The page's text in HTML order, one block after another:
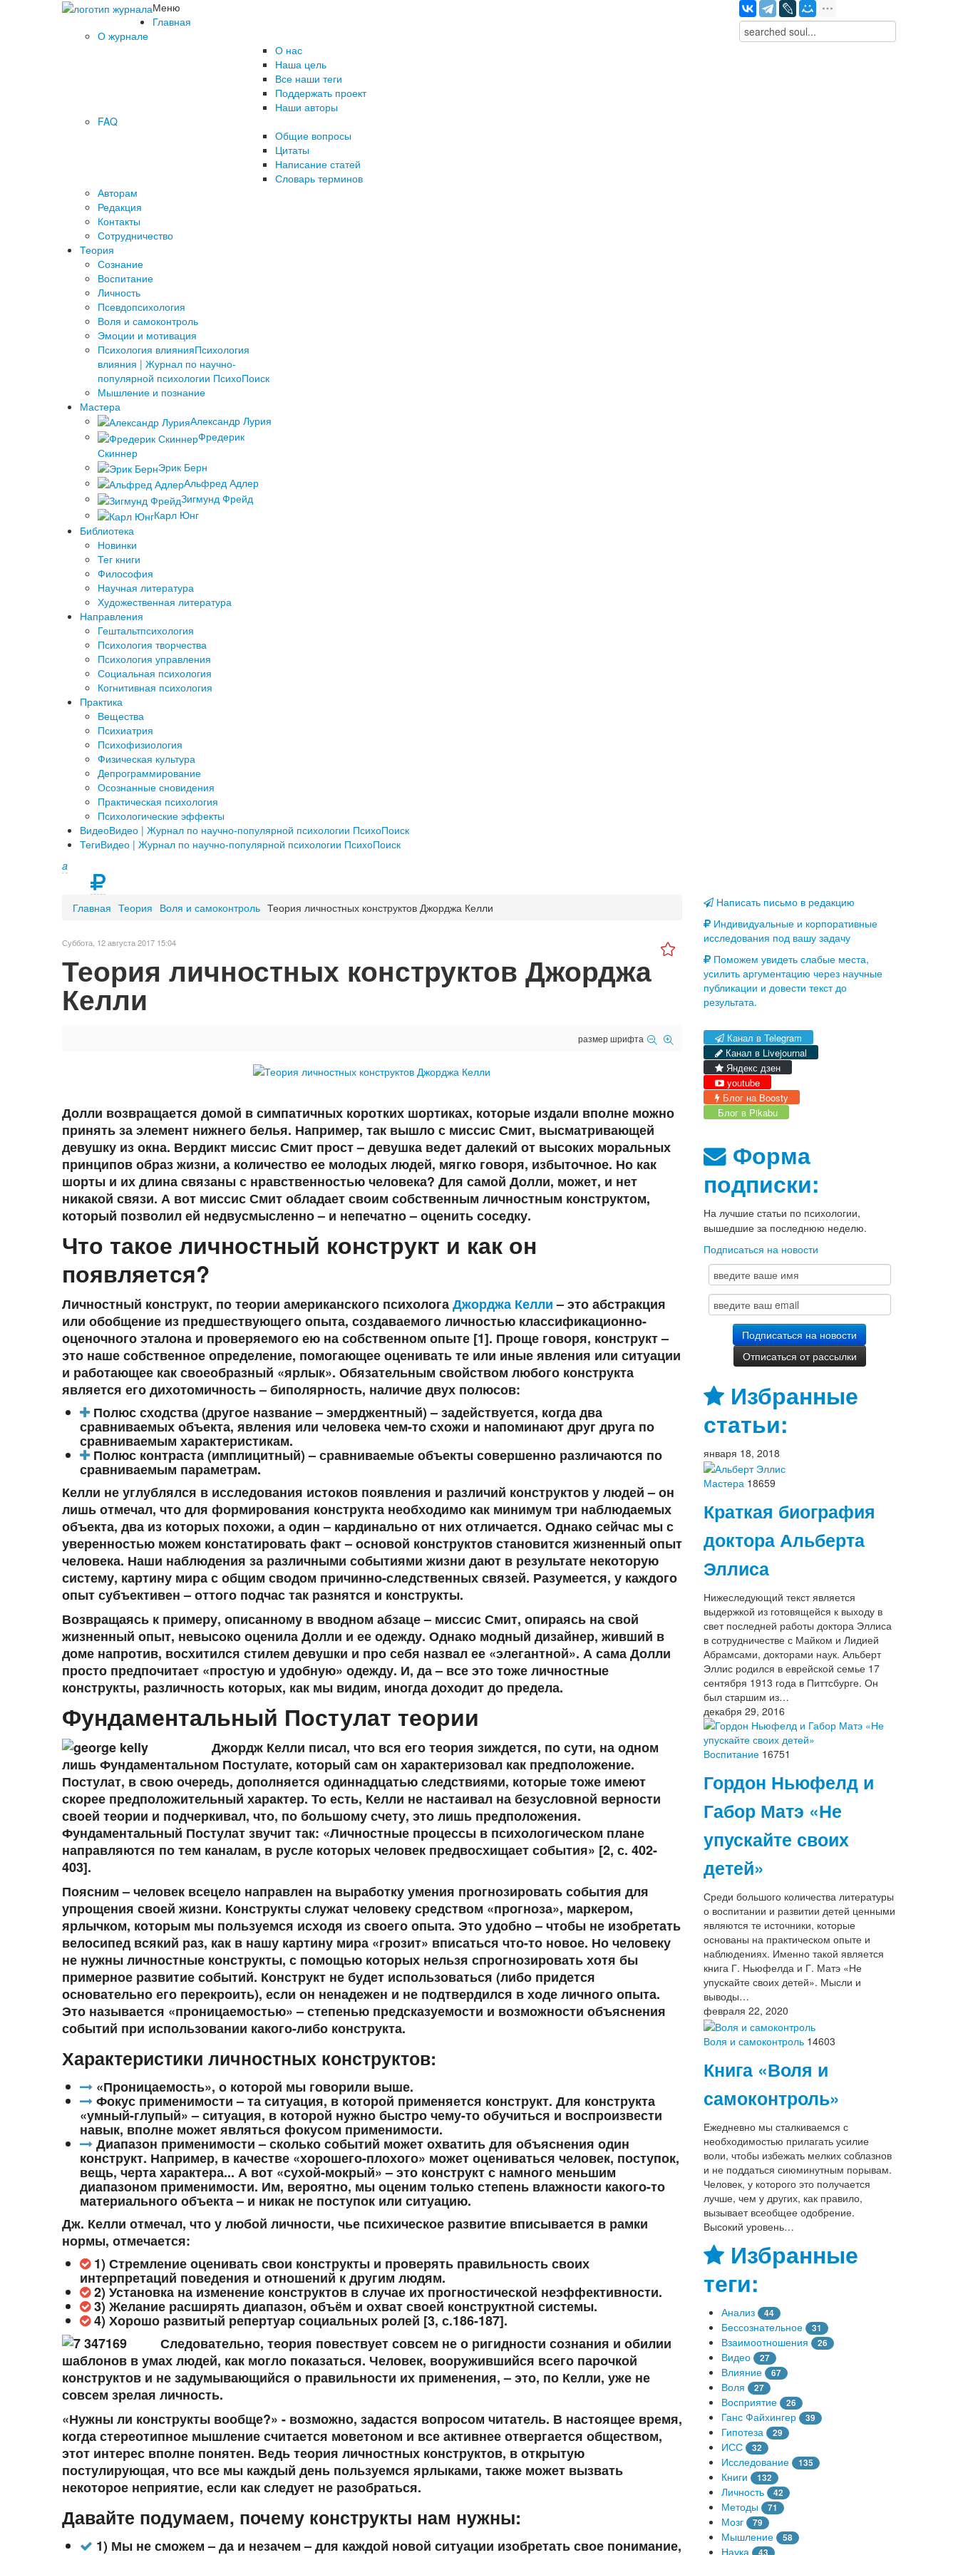
Меню
Главная
О журнале
О нас
Наша цель
Все наши теги
Поддержать проект
Наши авторы
FAQ
Общие вопросы
Цитаты
Написание статей
Словарь терминов
Авторам
Редакция
­Контакты
Сотрудничество
Теория
Сознание
Воспитание
Личность
Псевдопсихология
Воля и самоконтроль
Эмоции и мотивация
Психология влиянияПсихология
влияния | Журнал по научно-
популярной психологии ПсихоПоиск
Мышление и познание
Мастера
Александр Лурия
Фредерик
Скиннер
Эрик Берн
Альфред Адлер
Зигмунд Фрейд
Карл Юнг
Библиотека
Новинки
Тег книги
Философия
Научная литература
Художественная литература
Направления
Гештальтпсихология
Психология творчества
Психология управления
Социальная психология
Когнитивная психология
Практика
Вещества
Психиатрия
Психофизиология
Физическая культура
Депрограммирование
Осознанные сновидения
Практическая психология
Психологические эффекты
ВидеоВидео | Журнал по научно-популярной психологии ПсихоПоиск
ТегиВидео | Журнал по научно-популярной психологии ПсихоПоиск
a
Главная Теория Воля и самоконтроль Теория личностных конструктов Джорджа Келли
Суббота, 12 августа 2017 15:04
Теория личностных конструктов Джорджа
Келли
размер шрифта
Долли возвращается домой в симпатичных коротких шортиках, которые издали вполне можно
принять за элемент нижнего белья. Например, так вышло с миссис Смит, высматривающей
девушку из окна. Вердикт миссис Смит прост – девушка ведет далекий от высоких моральных
принципов образ жизни, а количество ее молодых людей, мягко говоря, избыточное. Но как
шорты и их длина связаны с нравственностью человека? Для самой Долли, может, и нет
никакой связи. А вот миссис Смит обладает своим собственным личностным конструктом,
который позволил ей недвусмысленно – и непечатно – оценить соседку.
Что такое личностный конструкт и как он
появляется?
Личностный конструкт, по теории американского психологаДжорджа Келли– это абстракция
или обобщение из предшествующего опыта, создаваемого личностью классификационно-
оценочного эталона и проверяемого ею на собственном опыте [1]. Проще говоря, конструкт –
это наше собственное определение, помогающее оценивать те или иные явления или ситуации
и работающее как своеобразный «ярлык». Обязательным свойством любого конструкта
является его дихотомичность – биполярность, наличие двух полюсов:
Полюс сходства (другое название – эмерджентный) – задействуется, когда два
сравниваемых объекта, явления или человека чем-то схожи и напоминают друг друга по
сравниваемым характеристикам.
Полюс контраста (имплицитный) – сравниваемые объекты совершенно различаются по
сравниваемым параметрам.
Келли не углублялся в исследования истоков появления и различий конструктов у людей – он
лишь отмечал, что для формирования конструкта необходимо как минимум три наблюдаемых
объекта, два из которых похожи, а один – кардинально от них отличается. Однако сейчас мы с
уверенностью можем констатировать факт – основой конструктов становится жизненный опыт
человека. Наши наблюдения за различными событиями жизни дают в результате некоторую
систему, картину мира с общим сводом причинно-следственных связей. Разумеется, у каждого
опыт субъективен – оттого подчас так разнятся и конструкты.
Возвращаясь к примеру, описанному в вводном абзаце – миссис Смит, опираясь на свой
жизненный опыт, невысоко оценила Долли и ее одежду. Однако модный дизайнер, живший в
доме напротив, восхитился стилем девушки и про себя назвал ее «элегантной». А сама Долли
просто предпочитает «простую и удобную» одежду. И, да – все это тоже личностные
конструкты, различность которых, как мы видим, иногда доходит до предела.
Фундаментальный Постулат теории
Джордж Келли писал, что вся его теория зиждется, по сути, на одном
лишь Фундаментальном Постулате, который сам он характеризовал как предположение.
Постулат, в свою очередь, дополняется одиннадцатью следствиями, которые тоже имеют
скорее предположительный характер. То есть, Келли не настаивал на безусловной верности
своей теории и подчеркивал, что, по большому счету, это лишь предположения.
Фундаментальный Постулат звучит так: «Личностные процессы в психологическом плане
направляются по тем каналам, в русле которых человек предвосхищает события» [2, с. 402-
403].
Поясним – человек всецело направлен на выработку умения прогнозировать события для
упрощения своей жизни. Конструкты служат человеку средством «прогноза», маркером,
ярлычком, которым мы пользуемся исходя из своего опыта. Это удобно – чтобы не изобретать
велосипед всякий раз, как в нашу картину мира «грозит» вписаться что-то новое. Но человеку
не нужны личностные конструкты, с помощью которых нельзя спрогнозировать хотя бы
примерное развитие событий. Конструкт не будет использоваться (либо придется
основательно его перекроить), если он ненадежен и не подтвердился в ходе личного опыта.
Это называется «проницаемостью» – степенью предсказуемости и возможности объяснения
событий при использовании какого-либо конструкта.
Характеристики личностных конструктов:
«Проницаемость», о которой мы говорили выше.
Фокус применимости – та ситуация, в которой применяется конструкт. Для конструкта
«умный-глупый» – ситуация, в которой нужно быстро чему-то обучиться и воспроизвести
навык, вполне может являться фокусом применимости.
Диапазон применимости – сколько событий может охватить для объяснения один
конструкт. Например, в качестве «хорошего-плохого» может оцениваться человек, поступок,
вещь, черта характера... А вот «сухой-мокрый» – это конструкт с намного меньшим
диапазоном применимости. Им, вероятно, мы оценим только степень влажности какого-то
материального объекта – и никак не поступок или ситуацию.
Дж. Келли отмечал, что у любой личности, чье психическое развитие вписывается в рамки
нормы, отмечается:
1) Стремление оценивать свои конструкты и проверять правильность своих
интерпретаций поведения и отношений к другим людям.
2) Установка на изменение конструктов в случае их прогностической неэффективности.
3) Желание расширять диапазон, объём и охват своей конструктной системы.
4) Хорошо развитый репертуар социальных ролей [3, с.186-187].
Следовательно, теория повествует совсем не о ригидности сознания и обилии
шаблонов в умах людей, как могло показаться. Человек, вооружившийся всего парочкой
конструктов и не задумывающийся о правильности их применения, – это, по Келли, уже не
совсем зрелая личность.
«Нужны ли конструкты вообще?» - возможно, задастся вопросом читатель. В настоящее время,
когда стереотипное мышление считается моветоном и все активнее отвергается обществом,
этот интерес вполне понятен. Ведь теория личностных конструктов, в открытую
постулирующая, что все мы каждый день пользуемся ярлыками, также может вызвать
некоторое неприятие, если как следует не разобраться.
Давайте подумаем, почему конструкты нам нужны:
1) Мы не сможем – да и незачем – для каждой новой ситуации изобретать свое понимание,
Написать письмо в редакцию
Индивидуальные и корпоративные
исследования под вашу задачу
Поможем увидеть слабые места,
усилить аргументацию через научные
публикации и довести текст до
результата.
Канал в Telegram
Канал в Livejournal
Яндекс дзен
youtube
Блог на Boosty
Блог в Pikabu
Форма
подписки:
На лучшие статьи по психологии,
вышедшие за последнюю неделю.
Подписаться на новости
Избранные
статьи:
января 18, 2018
Мастера 18659
Краткая биография
доктора Альберта
Эллиса
Нижеследующий текст является
выдержкой из готовящейся к выходу в
свет последней работы доктора Эллиса
в сотрудничестве с Майком и Лидией
Абрамсами, докторами наук. Альберт
Эллис родился в еврейской семье 17
сентября 1913 года в Питтсбурге. Он
был старшим из…
декабря 29, 2016
Воспитание 16751
Гордон Ньюфелд и
Габор Матэ «Не
упускайте своих
детей»
Среди большого количества литературы
о воспитании и развитии детей ценными
являются те источники, которые
основаны на практическом опыте и
наблюдениях. Именно такой является
книга Г. Ньюфелда и Г. Матэ «Не
упускайте своих детей». Мысли и
выводы…
февраля 22, 2020
Воля и самоконтроль 14603
Книга «Воля и
самоконтроль»
Ежедневно мы сталкиваемся с
необходимостью прилагать усилие
воли, чтобы избежать мелких соблазнов
и не поддаться сиюминутным порывам.
Человек, у которого это получается
лучше, чем у других, как правило,
вызывает всеобщее одобрение.
Высокий уровень…
Избранные
теги:
Анализ 44
Бессознательное 31
Взаимоотношения 26
Видео 27
Влияние 67
Воля 27
Восприятие 26
Ганс Файхингер 39
Гипотеза 29
ИСС 32
Исследование 135
Книги 132
Личность 42
Методы 71
Мозг 79
Мышление 58
Наука 43